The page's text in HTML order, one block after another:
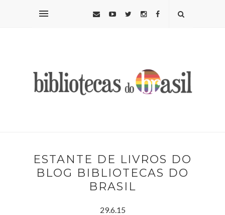
ESTANTE DE LIVROS DO
BLOG BIBLIOTECAS DO
BRASIL
29.6.15